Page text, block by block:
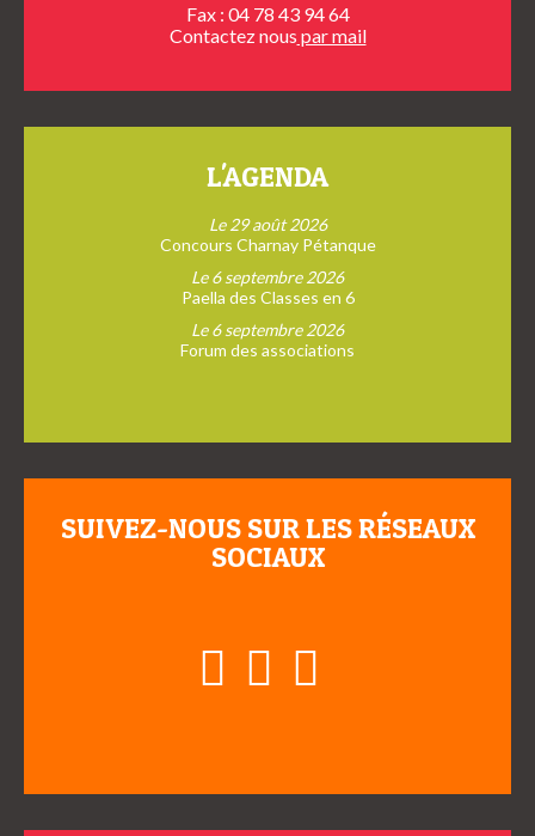
Fax : 04 78 43 94 64
Contactez nous par mail
L'AGENDA
Le 29 août 2026
Concours Charnay Pétanque
Le 6 septembre 2026
Paella des Classes en 6
Le 6 septembre 2026
Forum des associations
SUIVEZ-NOUS SUR LES RÉSEAUX
SOCIAUX